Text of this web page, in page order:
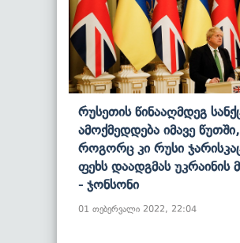
Რუსეთის Წინააღმდეგ
Ამოქმედდება Იმავე Წუთში,
Როგორც Კი Რუსი
Ფეხს Დაადგმას Უკრაინის
- Ჯონსონი
01 თებერვალი 2022, 22:04